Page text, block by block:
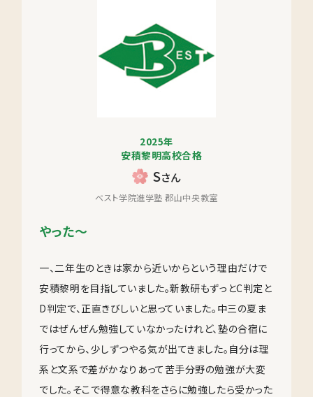
2025年
安積黎明高校合格
Sさん
ベスト学院進学塾 郡山中央教室
やった～
一、二年生のときは家から近いからという理由だけで
安積黎明を目指していました。新教研もずっとC判定と
D判定で、正直きびしいと思っていました。中三の夏ま
ではぜんぜん勉強していなかったけれど、塾の合宿に
行ってから、少しずつやる気が出てきました。自分は理
系と文系で差がかなりあって苦手分野の勉強が大変
でした。そこで得意な教科をさらに勉強したら受かった